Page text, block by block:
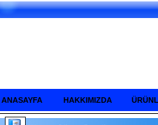
ANASAYFA HAKKIMIZDA